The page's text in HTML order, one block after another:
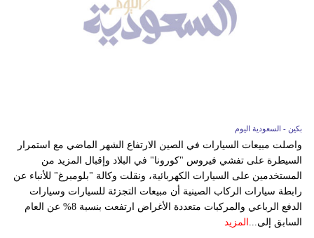
بكين - السعودية اليوم
واصلت مبيعات السيارات في الصين الارتفاع الشهر الماضي مع استمرار
السيطرة على تفشي فيروس "كورونا" في البلاد وإقبال المزيد من
المستخدمين على السيارات الكهربائية، ونقلت وكالة "بلومبرغ" للأنباء عن
رابطة سيارات الركاب الصينية أن مبيعات التجزئة للسيارات وسيارات
الدفع الرباعي والمركبات متعددة الأغراض ارتفعت بنسبة 8% عن العام
السابق إلى... المزيد